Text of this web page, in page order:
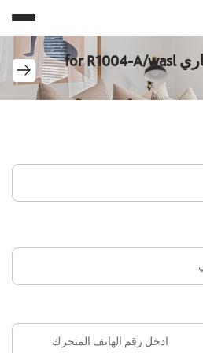
نموذج الاستفسار التجاري for R1004-A/wasl